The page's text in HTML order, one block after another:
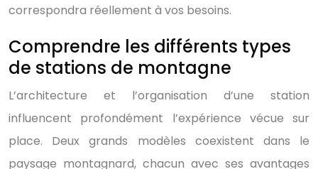
correspondra réellement à vos besoins.
Comprendre les différents types
de stations de montagne
L’architecture et l’organisation d’une station
influencent profondément l’expérience vécue sur
place. Deux grands modèles coexistent dans le
paysage montagnard, chacun avec ses avantages